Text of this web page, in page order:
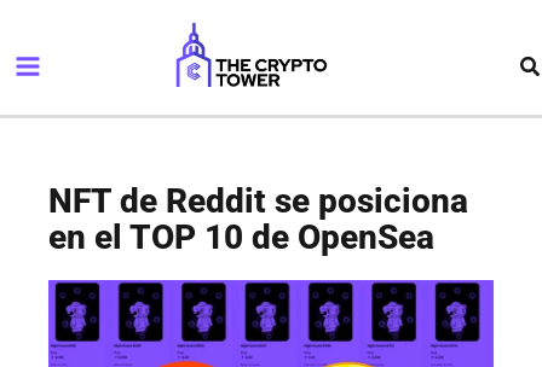
contenido
Menu
NFT de Reddit se posiciona
en el TOP 10 de OpenSea